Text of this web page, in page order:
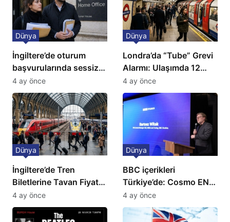
İngiltere’de oturum
başvurularında sessiz
kriz: Büyükelçilikten
açıklama!
Dünya
4 ay önce
Londra’da “Tube” Grevi
Alarmı: Ulaşımda 12
Günlük Kaos Kapıda
Dünya
4 ay önce
İngiltere’de Tren
Biletlerine Tavan Fiyat:
Ulaşımda Yeni
Düzenleme
Dünya
4 ay önce
BBC içerikleri
Türkiye’de: Cosmo EN
ve BBC Player yayında
Dünya
4 ay önce